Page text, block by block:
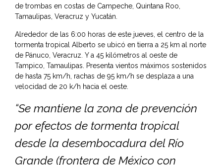
de trombas en costas de Campeche, Quintana Roo,
Tamaulipas, Veracruz y Yucatán.
Alrededor de las 6:00 horas de este jueves, el centro de la
tormenta tropical Alberto se ubicó en tierra a 25 km al norte
de Pánuco, Veracruz. Y a 45 kilómetros al oeste de
Tampico, Tamaulipas. Presenta vientos máximos sostenidos
de hasta 75 km/h, rachas de 95 km/h se desplaza a una
velocidad de 20 k/h hacia el oeste.
“Se mantiene la zona de prevención
por efectos de tormenta tropical
desde la desembocadura del Río
Grande (frontera de México con